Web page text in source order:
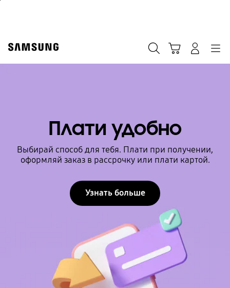
Плати удобно
Выбирай способ для тебя. Плати при получении,
оформляй заказ в рассрочку или плати картой.
Узнать больше